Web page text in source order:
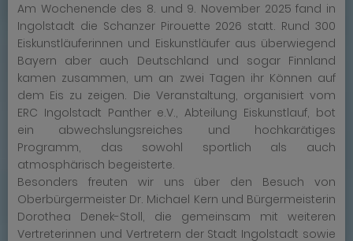
Am Wochenende des 8. und 9. November 2025 fand in
Ingolstadt die Schanzer Pirouette 2026 statt. Rund 300
Eiskunstläuferinnen und Eiskunstläufer aus überwiegend
Bayern aber auch Deutschland und sogar Finnland
kamen zusammen, um an zwei Tagen ihr Können auf
dem Eis zu zeigen. Die Veranstaltung, organisiert vom
ERC Ingolstadt Panther e.V., Abteilung Eiskunstlauf, bot
ein abwechslungsreiches und hochkarätiges
Programm, das sowohl sportlich als auch
atmosphärisch begeisterte.
Besonders freuten wir uns über den Besuch von
Oberbürgermeister Dr. Michael Kern und Bürgermeisterin
Dorothea Denek-Stoll, die gemeinsam mit weiteren
Vertreterinnen und Vertretern der Stadt Ingolstadt sowie